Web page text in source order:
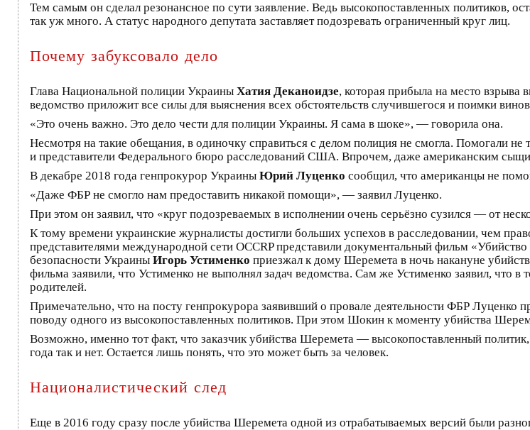
Тем самым он сделал резонансное по сути заявление. Ведь высокопоставленных политиков,
так уж много. А статус народного депутата заставляет подозревать ограниченный круг лиц.
Почему забуксовало дело
Глава Национальной полиции Украины Хатия Деканоидзе, которая прибыла на место взрыва
ведомство приложит все силы для выяснения всех обстоятельств случившегося и поимки
«Это очень важно. Это дело чести для полиции Украины. Я сама в шоке», — говорила она.
Несмотря на такие обещания, в одиночку справиться с делом полиция не смогла. Помогали
и представители Федерального бюро расследований США. Впрочем, даже американским
В декабре 2018 года генпрокурор Украины Юрий Луценко сообщил, что американцы не
«Даже ФБР не смогло нам предоставить никакой помощи», — заявил Луценко.
При этом он заявил, что «круг подозреваемых в исполнении очень серьёзно сузился — от
К тому времени украинские журналисты достигли больших успехов в расследовании, чем
представителями международной сети OCCRP представили документальный фильм
безопасности Украины Игорь Устименко приезжал к дому Шеремета в ночь накануне
фильма заявили, что Устименко не выполнял задач ведомства. Сам же Устименко заявил, что
родителей.
Примечательно, что на посту генпрокурора заявивший о провале деятельности ФБР Луценко
поводу одного из высокопоставленных политиков. При этом Шокин к моменту убийства
Возможно, именно тот факт, что заказчик убийства Шеремета — высокопоставленный
года так и нет. Остается лишь понять, что это может быть за человек.
Националистический след
Еще в 2016 году сразу после убийства Шеремета одной из отрабатываемых версий были